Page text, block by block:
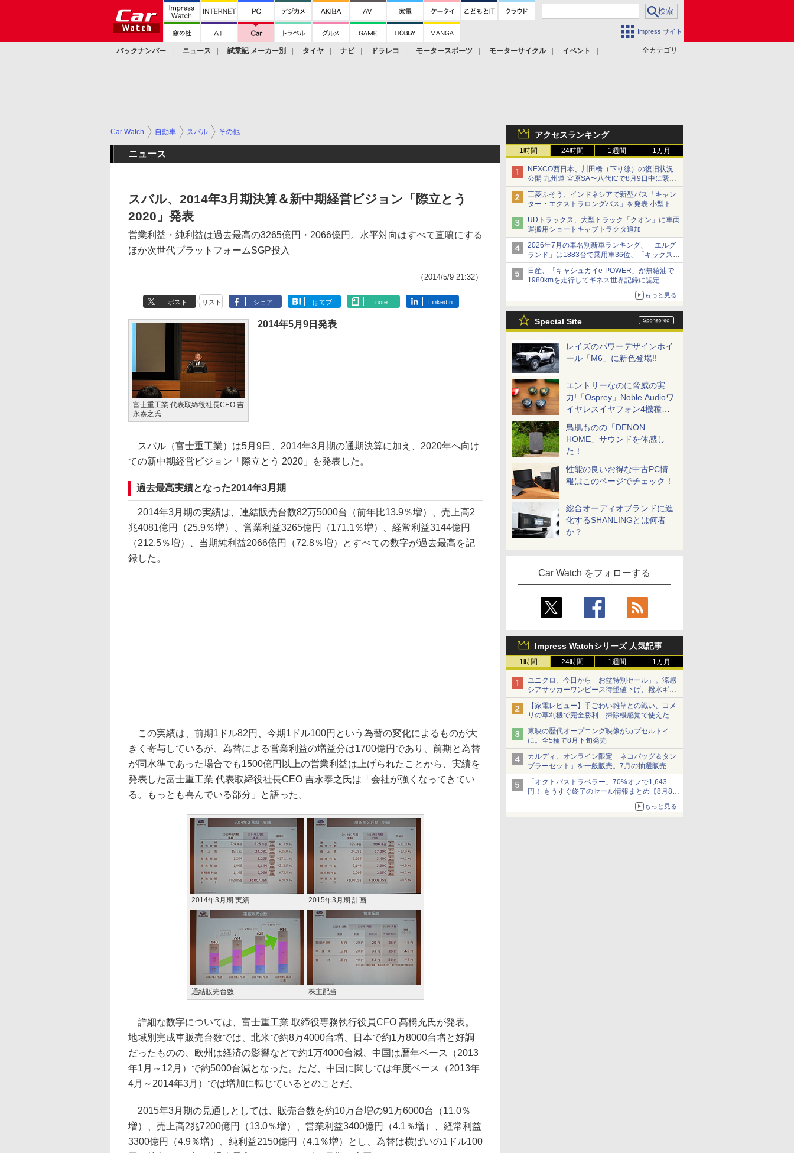
Impress サイト
全カテゴリ
バックナンバー ニュース 試乗記 メーカー別 タイヤ ナビ ドラレコ モータースポーツ モーターサイクル
イベント
アクセスランキング
1時間 24時間 1週間 1カ月
NEXCO西日本、川田橋（下り線）の復旧状況
公開 九州道 宮原SA〜八代ICで8月9日中に緊急
車両を通行可能に
三菱ふそう、インドネシアで新型バス「キャン
ター・エクストラロングバス」を発表 小型トラ
ックベースの観光・旅客輸送向けバス
UDトラックス、大型トラック「クオン」に車両
運搬用ショートキャブトラクタ追加
2026年7月の車名別新車ランキング、「エルグ
ランド」は1883台で乗用車36位、「キックス」
は2591台で27位に
日産、「キャシュカイe-POWER」が無給油で
1980kmを走行してギネス世界記録に認定
もっと見る
Special Site
レイズのパワーデザインホイ
ール「M6」に新色登場!!
エントリーなのに脅威の実
力!「Osprey」Noble Audioワ
イヤレスイヤフォン4機種を
一気に聴く
鳥肌ものの「DENON
HOME」サウンドを体感し
た！
性能の良いお得な中古PC情
報はこのページでチェック！
総合オーディオブランドに進
化するSHANLINGとは何者
か？
Car Watch をフォローする
Impress Watchシリーズ 人気記事
1時間 24時間 1週間 1カ月
ユニクロ、今日から「お盆特別セール」。涼感
シアサッカーワンピース待望値下げ、撥水ギア
ショーツは1990円に
【家電レビュー】手ごわい雑草との戦い、コメ
リの草刈機で完全勝利 掃除機感覚で使えた
東映の歴代オープニング映像がカプセルトイ
に。全5種で8月下旬発売
カルディ、オンライン限定「ネコバッグ＆タン
ブラーセット」を一般販売。7月の抽選販売の
当選無効分
「オクトパストラベラー」70%オフで1,643
円！ もうすぐ終了のセール情報まとめ【8月8日
ニンテンドーeショップでは「大神 絶景版」が
もっと見る
Car Watch 自動車 スバル その他
ニュース
スバル、2014年3月期決算＆新中期経営ビジョン「際立とう
2020」発表
営業利益・純利益は過去最高の3265億円・2066億円。水平対向はすべて直噴にする
ほか次世代プラットフォームSGP投入
（2014/5/9 21:32）
ポスト リスト シェア はてブ note LinkedIn
富士重工業 代表取締役社長CEO 吉
永泰之氏
2014年5月9日発表
スバル（富士重工業）は5月9日、2014年3月期の通期決算に加え、2020年へ向け
ての新中期経営ビジョン「際立とう 2020」を発表した。
過去最高実績となった2014年3月期
2014年3月期の実績は、連結販売台数82万5000台（前年比13.9％増）、売上高2
兆4081億円（25.9％増）、営業利益3265億円（171.1％増）、経常利益3144億円
（212.5％増）、当期純利益2066億円（72.8％増）とすべての数字が過去最高を記
録した。
この実績は、前期1ドル82円、今期1ドル100円という為替の変化によるものが大
きく寄与しているが、為替による営業利益の増益分は1700億円であり、前期と為替
が同水準であった場合でも1500億円以上の営業利益は上げられたことから、実績を
発表した富士重工業 代表取締役社長CEO 吉永泰之氏は「会社が強くなってきてい
る。もっとも喜んでいる部分」と語った。
2014年3月期 実績 2015年3月期 計画
通結販売台数 株主配当
詳細な数字については、富士重工業 取締役専務執行役員CFO 髙橋充氏が発表。
地域別完成車販売台数では、北米で約8万4000台増、日本で約1万8000台増と好調
だったものの、欧州は経済の影響などで約1万4000台減、中国は暦年ベース（2013
年1月～12月）で約5000台減となった。ただ、中国に関しては年度ベース（2013年
4月～2014年3月）では増加に転じているとのことだ。
2015年3月期の見通しとしては、販売台数を約10万台増の91万6000台（11.0％
増）、売上高2兆7200億円（13.0％増）、営業利益3400億円（4.1％増）、経常利益
3300億円（4.9％増）、純利益2150億円（4.1％増）とし、為替は横ばいの1ドル100